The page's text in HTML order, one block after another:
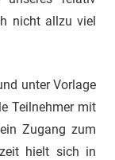
nicht allzu viel
unter Vorlage
Teilnehmer mit
Zugang zum
hielt sich in